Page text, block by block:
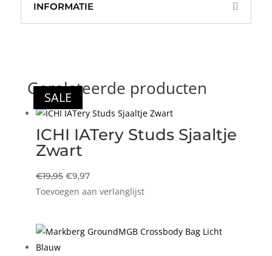
INFORMATIE
Gerelateerde producten
SALE
ICHI IATery Studs Sjaaltje
Zwart
€19,95 Oorspronkelijke
prijs
€9,97Huidige
prijs
Toevoegen aan verlanglijst